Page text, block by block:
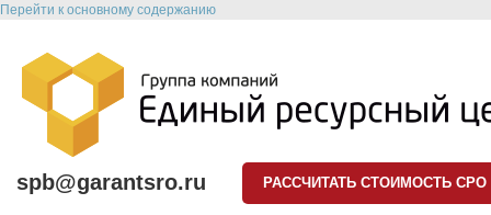
Перейти к основному содержанию
spb@garantsro.ru РАССЧИТАТЬ СТОИМОСТЬ СРО